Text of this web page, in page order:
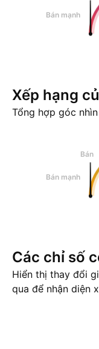
Bán mạnh
Xếp hạng
Tổng hợp góc
Bán
Bán mạnh
Các chỉ số
Hiển thị thay đổi
qua để nhận diện